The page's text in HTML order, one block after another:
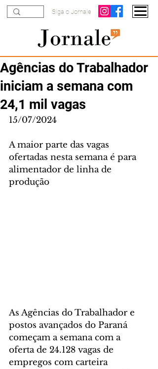
Siga o Jornale
Agências do Trabalhador
iniciam a semana com
24,1 mil vagas
15/07/2024
A maior parte das vagas
ofertadas nesta semana é para
alimentador de linha de
produção
As Agências do Trabalhador e
postos avançados do Paraná
começam a semana com a
oferta de 24.128 vagas de
empregos com carteira